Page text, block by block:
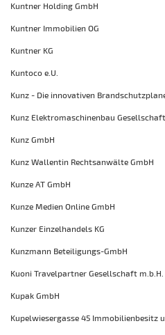
Kuntner Holding GmbH
Kuntner Immobilien OG
Kuntner KG
Kuntoco e.U.
Kunz - Die innovativen
Kunz Elektromaschinenbau Gesellschaft
Kunz GmbH
Kunz Wallentin Rechtsanwälte GmbH
Kunze AT GmbH
Kunze Medien Online GmbH
Kunzer Einzelhandels KG
Kunzmann Beteiligungs-GmbH
Kuoni Travelpartner Gesellschaft m.b.H.
Kupak GmbH
Kupelwiesergasse 45 Immobilienbesitz